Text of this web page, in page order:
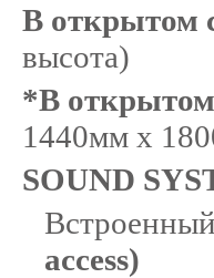
В открытом
высота)
*В открытом
1440мм x
SOUND
access)